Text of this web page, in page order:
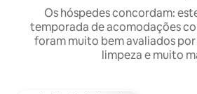
Os hóspedes concordam:
temporada de acomodações
foram muito bem avaliados
limpeza e muito